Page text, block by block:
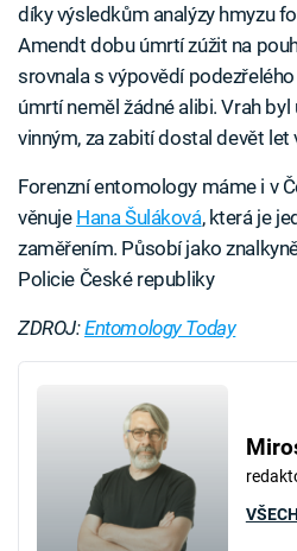
díky výsledkům analýzy hmyzu
Amendt dobu úmrtí zúžit na
srovnala s výpovědí
úmrtí neměl žádné alibi. Vrah
vinným, za zabití dostal devět let
Forenzní entomology máme i v
věnuje Hana Šuláková, která je
zaměřením. Působí jako
Policie České republiky
ZDROJ:Entomology Today